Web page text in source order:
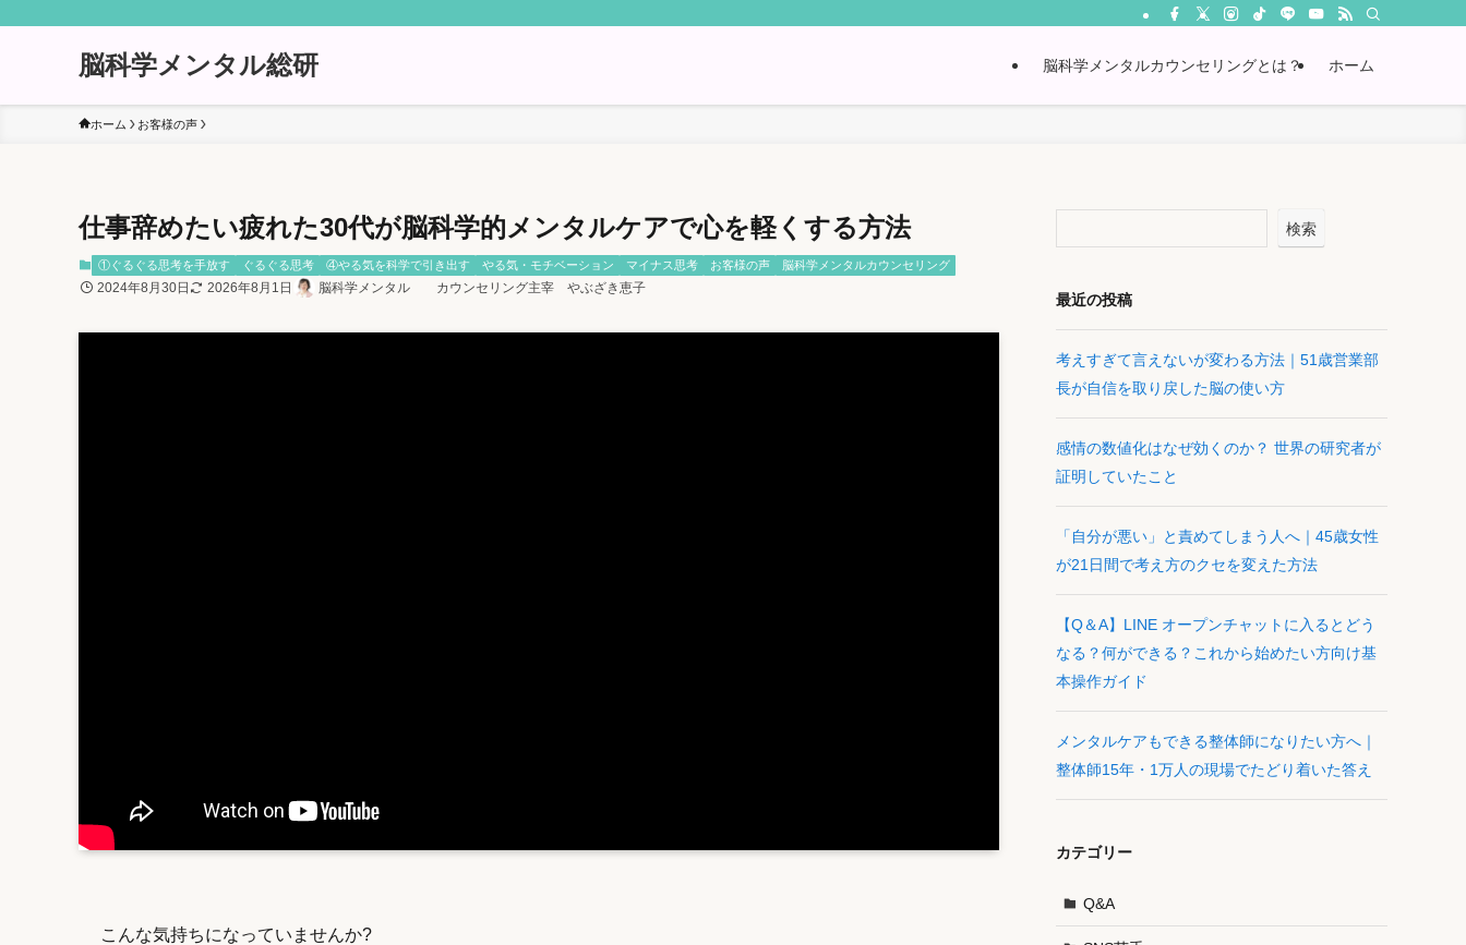
脳科学メンタル総研 脳科学メンタルカウンセリングとは？ ホーム
ホーム お客様の声
仕事辞めたい疲れた30代が脳科学的メンタルケアで心を軽くする方法
①ぐるぐる思考を手放す ぐるぐる思考 ④やる気を科学で引き出す やる気・モチベーション マイナス思考 お客様の声 脳科学メンタルカウンセリング
2024年8月30日 2026年8月1日 脳科学メンタル カウンセリング主宰 やぶざき恵子
こんな気持ちになっていませんか?
検索
最近の投稿
考えすぎて言えないが変わる方法｜51歳営業部
長が自信を取り戻した脳の使い方
感情の数値化はなぜ効くのか？ 世界の研究者が
証明していたこと
「自分が悪い」と責めてしまう人へ｜45歳女性
が21日間で考え方のクセを変えた方法
【Q＆A】LINE オープンチャットに入るとどう
なる？何ができる？これから始めたい方向け基
本操作ガイド
メンタルケアもできる整体師になりたい方へ｜
整体師15年・1万人の現場でたどり着いた答え
カテゴリー
Q&A